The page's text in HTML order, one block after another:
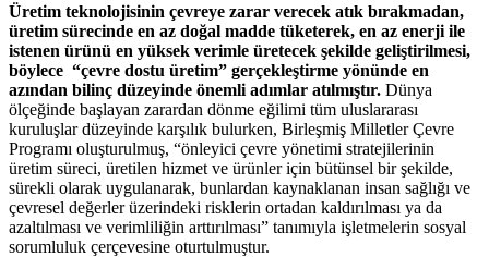
Üretim teknolojisinin çevreye zarar verecek atık bırakmadan,
üretim sürecinde en az doğal madde tüketerek, en az enerji ile
istenen ürünü en yüksek verimle üretecek şekilde geliştirilmesi,
böylece “çevre dostu üretim” gerçekleştirme yönünde en
azından bilinç düzeyinde önemli adımlar atılmıştır. Dünya
ölçeğinde başlayan zarardan dönme eğilimi tüm uluslararası
kuruluşlar düzeyinde karşılık bulurken, Birleşmiş Milletler Çevre
Programı oluşturulmuş, “önleyici çevre yönetimi stratejilerinin
üretim süreci, üretilen hizmet ve ürünler için bütünsel bir şekilde,
sürekli olarak uygulanarak, bunlardan kaynaklanan insan sağlığı ve
çevresel değerler üzerindeki risklerin ortadan kaldırılması ya da
azaltılması ve verimliliğin arttırılması” tanımıyla işletmelerin sosyal
sorumluluk çerçevesine oturtulmuştur.